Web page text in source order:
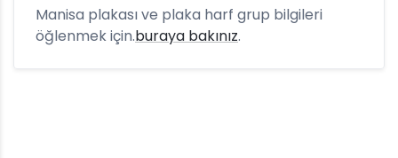
Manisa plakası ve plaka harf grup bilgileri
öğlenmek için.buraya bakınız.